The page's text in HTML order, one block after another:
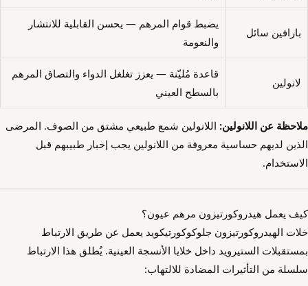
بارافين سائل
يضبط قوام المرهم — يحسن القابلية للانتشار
والنعومة
لانولين
قاعدة مُليّنة — يعزز تغلغل الدواء والتصاق المرهم
بالسطح العيني
ملاحظة عن اللانولين: اللانولين شمع طبيعي مشتق من الصوف. المرضى
الذين لديهم حساسية معروفة من اللانولين يجب إخبار طبيبهم قبل
الاستخدام.
كيف يعمل هيدروكورتيزون مرهم عيون؟
خلات الهيدروكورتيزون جلوكوكورتيكويد يعمل عن طريق الارتباط
بمستقبلات الستيرويد داخل خلايا الأنسجة العينية. يُطلق هذا الارتباط
سلسلة من التأثيرات المضادة للالتهاب: